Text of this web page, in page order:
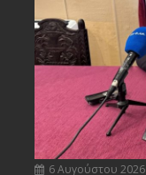
6 Αυγούστου 2026